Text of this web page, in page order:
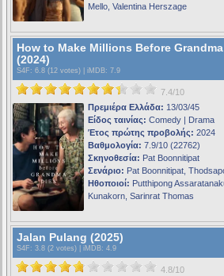
Mello, Valentina Herszage
How to Make Millions Before
(2024)
S4F : 6.8 (12 votes) | iMDB: 7.9
7.4/10
Πρεμιέρα Ελλάδα: 13/03/45
Είδος ταινίας: Comedy | Drama
Έτος πρώτης προβολής: 2024
Βαθμολογία: 7.9/10 (22762)
Σκηνοθεσία: Pat Boonnitipat
Σενάριο: Pat Boonnitipat,
Ηθοποιοί: Putthipong
Kunakorn, Sarinrat Thomas
Jalan Pulang (2025)
S4F : 3.8 (2 votes) | iMDB: 4.9
4.8/10